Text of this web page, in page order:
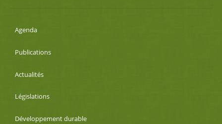
Agenda
Publications
Actualités
Législations
Développement durable